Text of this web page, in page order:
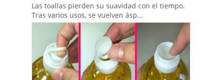
Las toallas pierden su suavidad con el tiempo.
Tras varios usos, se vuelven ásp...